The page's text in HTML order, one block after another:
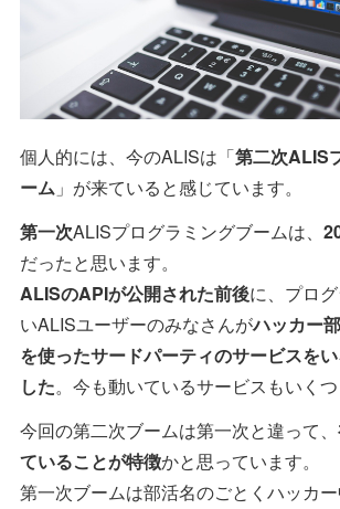
個人的には、今のALISは「第二次ALIS
ーム 」が来ていると感じています。
第一次ALISプログラミングブームは、
だったと思います。
ALISのAPIが公開された前後に、プロ
いALISユーザーのみなさんがハッカー
を使ったサードパーティのサービスを
した。今も動いているサービスもいくつ
今回の第二次ブームは第一次と違って、
ていることが特徴かと思っています。
第一次ブームは部活名のごとくハッカ